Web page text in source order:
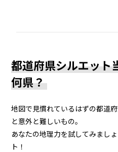
都道府県シルエット
何県？
地図で見慣れているはずの都道
と意外と難しいもの。
あなたの地理力を試してみまし
ト！